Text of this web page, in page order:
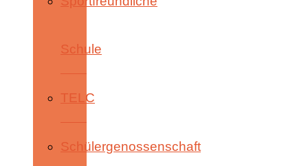
Schule
TELC
Schülergenossenschaft